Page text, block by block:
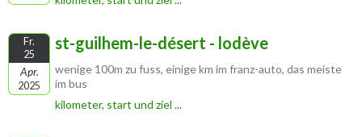
Fr.
25
Apr.
2025
st-guilhem-le-désert - lodève
wenige 100m zu fuss, einige km im franz-auto, das meiste
im bus
kilometer, start und ziel ...